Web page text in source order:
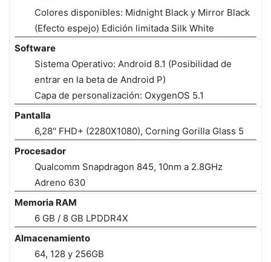
Colores disponibles: Midnight Black y Mirror Black
(Efecto espejo) Edición limitada Silk White
Software
Sistema Operativo: Android 8.1 (Posibilidad de
entrar en la beta de Android P)
Capa de personalización: OxygenOS 5.1
Pantalla
6,28'' FHD+ (2280X1080), Corning Gorilla Glass 5
Procesador
Qualcomm Snapdragon 845, 10nm a 2.8GHz
Adreno 630
Memoria RAM
6 GB / 8 GB LPDDR4X
Almacenamiento
64, 128 y 256GB